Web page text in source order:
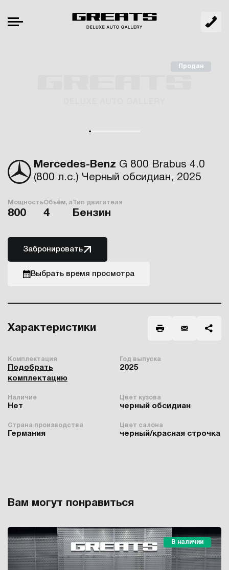
Mercedes-Benz G 800 Brabus 4.0
(800 л.с.) Черный обсидиан, 2025
Продан
Мощность
800
Объём, л
4
Тип двигателя
Бензин
Забронировать
Выбрать время просмотра
Характеристики
Комплектация
Подобрать
комплектацию
Год выпуска
2025
Наличие
Нет
Цвет кузова
черный обсидиан
Страна производства
Германия
Цвет салона
черный/красная строчка
Вам могут понравиться
В наличии